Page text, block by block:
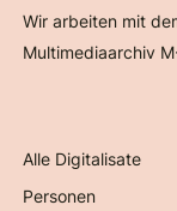
Wir arbeiten mit
Multimediaarchiv
Alle Digitalisate
Personen